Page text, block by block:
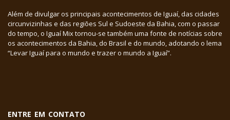
Além de divulgar os principais acontecimentos de Iguaí, das cidades
circunvizinhas e das regiões Sul e Sudoeste da Bahia, com o passar
do tempo, o Iguaí Mix tornou-se também uma fonte de notícias sobre
os acontecimentos da Bahia, do Brasil e do mundo, adotando o lema
“Levar Iguaí para o mundo e trazer o mundo a Iguaí”.
ENTRE EM CONTATO